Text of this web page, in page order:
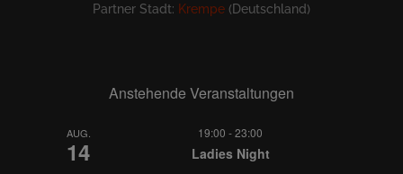
Partner Stadt: Krempe (Deutschland)
Anstehende Veranstaltungen
AUG.
14
19:00 -23:00
Ladies Night